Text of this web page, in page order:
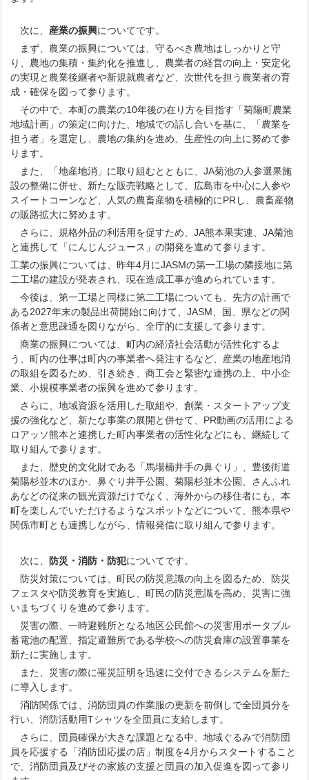
次に、 産業の振興についてです。
まず、農業の振興については、守るべき農地はしっかりと守
り、農地の集積・集約化を推進し、農業者の経営の向上・安定化
の実現と農業後継者や新規就農者など、次世代を担う農業者の育
成・確保を図って参ります。
その中で、本町の農業の10年後の在り方を目指す「菊陽町農業
地域計画」の策定に向けた、地域での話し合いを基に、「農業を
担う者」を選定し、農地の集約を進め、生産性の向上に努めて参
ります。
また、「地産地消」に取り組むとともに、JA菊池の人参選果施
設の整備に併せ、新たな販売戦略として、広島市を中心に人参や
スイートコーンなど、人気の農畜産物を積極的にPRし、農畜産物
の販路拡大に努めます。
さらに、規格外品の利活用を促すため、JA熊本果実連、JA菊池
と連携して「にんじんジュース」の開発を進めて参ります。
工業の振興については、昨年4月にJASMの第一工場の隣接地に第
二工場の建設が発表され、現在造成工事が進められています。
今後は、第一工場と同様に第二工場についても、先方の計画で
ある2027年末の製品出荷開始に向けて、JASM、国、県などの関
係者と意思疎通を図りながら、全庁的に支援して参ります。
商業の振興については、町内の経済社会活動が活性化するよ
う、町内の仕事は町内の事業者へ発注するなど、産業の地産地消
の取組を図るため、引き続き、商工会と緊密な連携の上、中小企
業、小規模事業者の振興を進めて参ります。
さらに、地域資源を活用した取組や、創業・スタートアップ支
援の強化など、新たな事業の展開と併せて、PR動画の活用による
ロアッソ熊本と連携した町内事業者の活性化などにも、継続して
取り組んで参ります。
また、歴史的文化財である「馬場楠井手の鼻ぐり」、豊後街道
菊陽杉並木のほか、鼻ぐり井手公園、菊陽杉並木公園、さんふれ
あなどの従来の観光資源だけでなく、海外からの移住者にも、本
町を楽しんでいただけるようなスポットなどについて、熊本県や
関係市町とも連携しながら、情報発信に取り組んで参ります。
次に、 防災・消防・防犯についてです。
防災対策については、町民の防災意識の向上を図るため、防災
フェスタや防災教育を実施し、町民の防災意識を高め、災害に強
いまちづくりを進めて参ります。
災害の際、一時避難所となる地区公民館への災害用ポータブル
蓄電池の配置、指定避難所である学校への防災倉庫の設置事業を
新たに実施します。
また、災害の際に罹災証明を迅速に交付できるシステムを新た
に導入します。
消防関係では、消防団員の作業服の更新を前倒しで全団員分を
行い、消防活動用Tシャツを全団員に支給します。
さらに、団員確保が大きな課題となる中、地域ぐるみで消防団
員を応援する「消防団応援の店」制度を4月からスタートすること
で、消防団員及びその家族の支援と団員の加入促進を図って参り